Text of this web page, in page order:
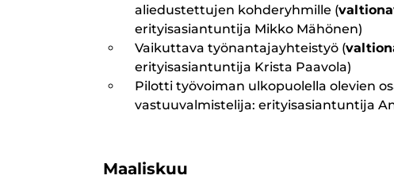
aliedustettujen kohderyhmille (
erityisasiantuntija Mikko Mähönen)
Vaikuttava työnantajayhteistyö (
erityisasiantuntija Krista Paavola)
Pilotti työvoiman ulkopuolella olevien
vastuuvalmistelija: erityisasiantuntija
Maaliskuu